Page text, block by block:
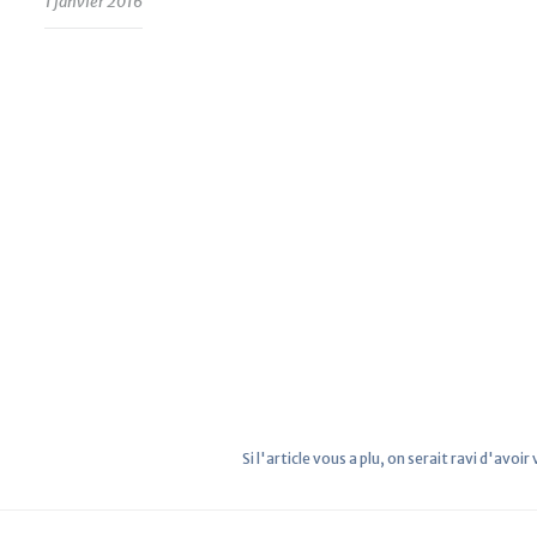
Si l'article vous a plu, on serait ravi d'avoir